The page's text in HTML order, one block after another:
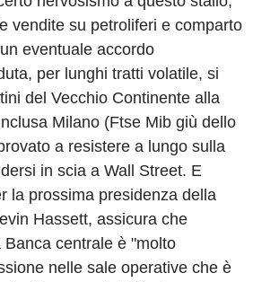
vendite su petroliferi e comparto
eventuale accordo
per lunghi tratti volatile, si
del Vecchio Continente alla
Milano (Ftse Mib giù dello
a resistere a lungo sulla
in scia a Wall Street. E
la prossima presidenza della
Hassett, assicura che
Banca centrale è "molto
nelle sale operative che è